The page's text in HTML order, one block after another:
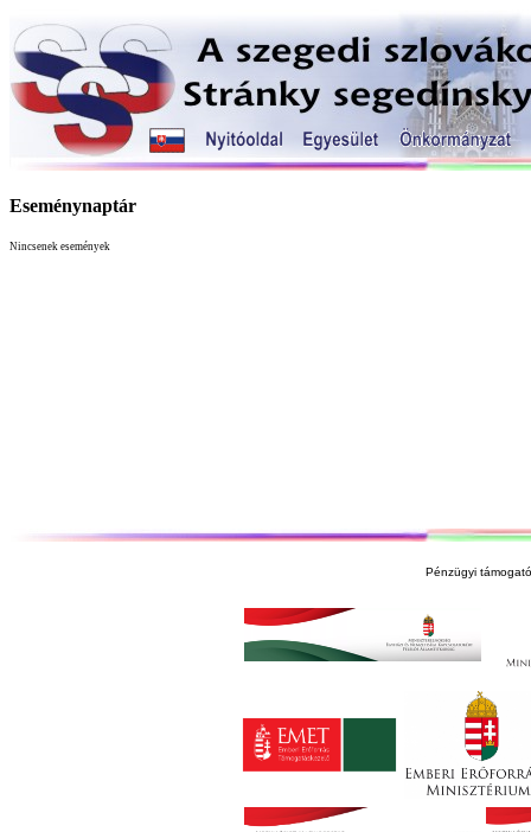
Eseménynaptár
Nincsenek események
Pénzügyi